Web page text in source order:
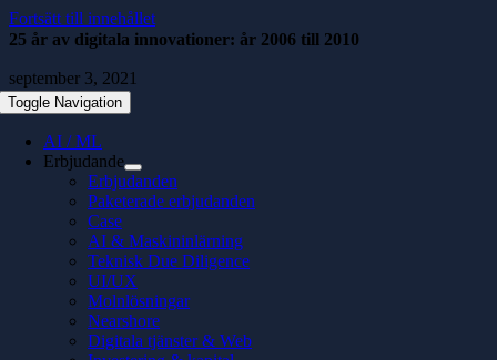
Fortsätt till innehållet
Toggle Navigation
AI / ML
Erbjudande
Erbjudanden
Paketerade erbjudanden
Case
AI & Maskininlärning
Teknisk Due Diligence
UI/UX
Molnlösningar
Nearshore
Digitala tjänster & Web
25 år av digitala innovationer: år 2006 till 2010
september 3, 2021